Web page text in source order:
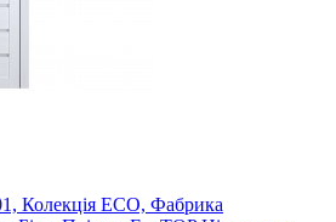
Колекція ECO, Фабрика